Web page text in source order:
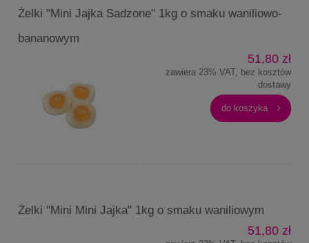
Żelki "Mini Jajka Sadzone" 1kg o smaku waniliowo-
bananowym
51,80 zł
zawiera 23% VAT, bez kosztów
dostawy
do koszyka
Żelki "Mini Mini Jajka" 1kg o smaku waniliowym
51,80 zł